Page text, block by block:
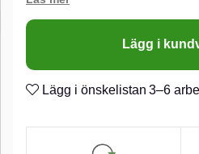
och en kristallklar OLED-display,
F1.0-lins gör den det enkelt att
Lägg i
Lägg i önskelistan 3–6